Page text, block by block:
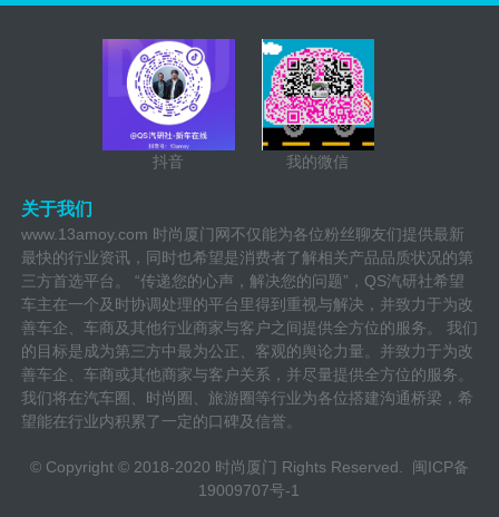
抖音 我的微信
关于我们
www.13amoy.com 时尚厦门网不仅能为各位粉丝聊友们提供最新
最快的行业资讯，同时也希望是消费者了解相关产品品质状况的第
三方首选平台。 “传递您的心声，解决您的问题”，QS汽研社希望
车主在一个及时协调处理的平台里得到重视与解决，并致力于为改
善车企、车商及其他行业商家与客户之间提供全方位的服务。 我们
的目标是成为第三方中最为公正、客观的舆论力量。并致力于为改
善车企、车商或其他商家与客户关系，并尽量提供全方位的服务。
我们将在汽车圈、时尚圈、旅游圈等行业为各位搭建沟通桥梁，希
望能在行业内积累了一定的口碑及信誉。
© Copyright © 2018-2020 时尚厦门 Rights Reserved. 闽ICP备
19009707号-1